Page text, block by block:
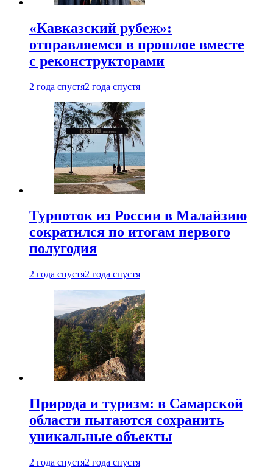
«Кавказский рубеж»:
отправляемся в прошлое вместе
с реконструкторами
2 года спустя2 года спустя
Турпоток из России в Малайзию
сократился по итогам первого
полугодия
2 года спустя2 года спустя
Природа и туризм: в Самарской
области пытаются сохранить
уникальные объекты
2 года спустя2 года спустя